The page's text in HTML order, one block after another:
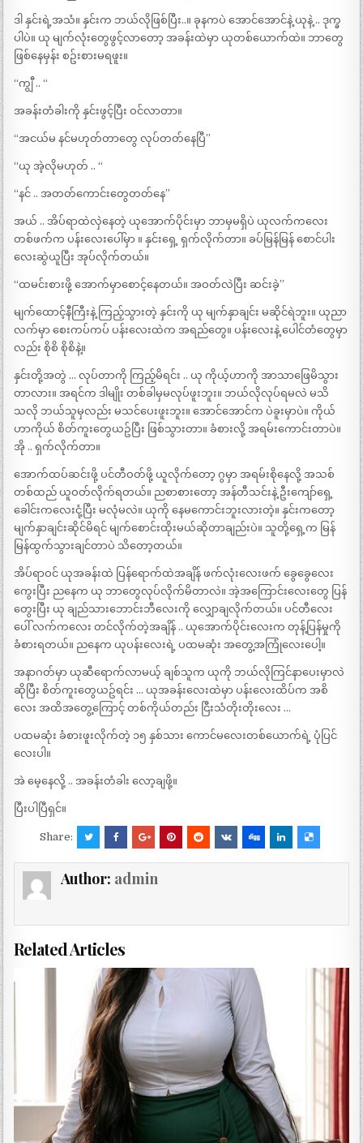
ဒါ နှင်းရဲ့အသံ။ နှင်းက ဘယ်လိုဖြစ်ပြီး..။ ခုနကပဲ အောင်အောင်နဲ့ ယုနဲ့ .. ဒုက္ခ
ပါပဲ။ ယု မျက်လုံးတွေဖွင့်လာတော့ အခန်းထဲမှာ ယုတစ်ယောက်ထဲ။ ဘာတွေ
ဖြစ်နေမှန်း စဥ်းစားမရဖူး။
“ကျွီ .. “
အခန်းတံခါးကို နှင်းဖွင့်ပြီး ဝင်လာတာ။
“အငယ်မ နင်မဟုတ်တာတွေ လုပ်တတ်နေပြီ”
“ယု အဲ့လိုမဟုတ် .. “
“နင် .. အတတ်ကောင်းတွေတတ်နေ”
အယ် .. အိပ်ရာထဲလှဲနေတဲ့ ယုအောက်ပိုင်းမှာ ဘာမှမရှိပဲ ယုလက်ကလေး
တစ်ဖက်က ပန်းလေးပေါ်မှာ ။ နှင်းရှေ့ ရှက်လိုက်တာ။ ခပ်မြန်မြန် စောင်ပါး
လေးဆွဲယူပြီး အုပ်လိုက်တယ်။
“ထမင်းစားဖို့ အောက်မှာစောင့်နေတယ်။ အဝတ်လဲပြီး ဆင်းခဲ့”
မျက်ထောင့်နီကြီးနဲ့ ကြည့်သွားတဲ့ နှင်းကို ယု မျက်နှာချင်း မဆိုင်ရဲဘူး။ ယုညာ
လက်မှာ စေးကပ်ကပ် ပန်းလေးထဲက အရည်တွေ။ ပန်းလေးနဲ့ ပေါင်တံတွေမှာ
လည်း စိုစိ စိုစိနဲ့။
နှင်းတို့အတွဲ … လုပ်တာကို ကြည့်မိရင်း .. ယု ကိုယ့်ဟာကို အာသာဖြေမိသွား
တာလား။ အရင်က ဒါမျိုး တစ်ခါမှမလုပ်ဖူးဘူး။ ဘယ်လိုလုပ်ရမလဲ မသိ
သလို ဘယ်သူမှလည်း မသင်ပေးဖူးဘူး။ အောင်အောင်က ပဲခူးမှာပဲ။ ကိုယ်
ဟာကိုယ် စိတ်ကူးတွေယဥ်ပြီး ဖြစ်သွားတာ။ ခံစားလို့ အရမ်းကောင်းတာပဲ။
အို .. ရှက်လိုက်တာ။
အောက်ထပ်ဆင်းဖို့ ပင်တီဝတ်ဖို့ ယူလိုက်တော့ ဂွမှာ အရမ်းစိုနေလို့ အသစ်
တစ်ထည် ယူဝတ်လိုက်ရတယ်။ ညစာစားတော့ အန်တီသင်းနဲ့ ဦးကျော်ရှေ့
ခေါင်းကလေးငုံ့ပြီး မလုံမလဲ။ ယုကို နေမကောင်းဘူးလားတဲ့။ နှင်းကတော့
မျက်နှာချင်းဆိုင်မိရင် မျက်စောင်းထိုးမယ်ဆိုတာချည်းပဲ။ သူတို့ရှေ့က မြန်
မြန်ထွက်သွားချင်တာပဲ သိတော့တယ်။
အိပ်ရာဝင် ယုအခန်းထဲ ပြန်ရောက်ထဲအချိန် ဖက်လုံးလေးဖက် ခွေခွေလေး
ကွေးပြီး ညနေက ယု ဘာတွေလုပ်လိုက်မိတာလဲ။ အဲ့အကြောင်းလေးတွေ ပြန်
တွေးပြီး ယု ချည်သားဘောင်းဘီလေးကို လျှောချလိုက်တယ်။ ပင်တီလေး
ပေါ် လက်ကလေး တင်လိုက်တဲ့အချိန် .. ယုအောက်ပိုင်းလေးက တုန့်ပြန်မှုကို
ခံစားရတယ်။ ညနေက ယုပန်းလေးရဲ့ ပထမဆုံး အတွေ့အကြုံလေးပေါ့။
အနာဂတ်မှာ ယုဆီရောက်လာမယ့် ချစ်သူက ယုကို ဘယ်လိုကြင်နာပေးမှာလဲ
ဆိုပြီး စိတ်ကူးတွေယဥ်ရင်း … ယုအခန်းလေးထဲမှာ ပန်းလေးထိပ်က အစိ
လေး အထိအတွေ့ကြောင့် တစ်ကိုယ်တည်း ငြီးသံတိုးတိုးလေး …
ပထမဆုံး ခံစားဖူးလိုက်တဲ့ ၁၅ နှစ်သား ကောင်မလေးတစ်ယောက်ရဲ့ ပုံပြင်
လေးပါ။
အဲ မေ့နေလို့ .. အခန်းတံခါး လော့ချဖို့။
ပြီးပါပြီရှင်။
Share:
Author: admin
Related Articles